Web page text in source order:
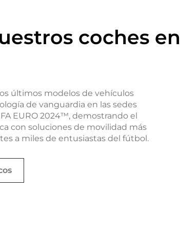
coches en
últimos modelos de vehículos
de vanguardia en las sedes
EURO 2024™, demostrando el
con soluciones de movilidad más
a miles de entusiastas del fútbol.